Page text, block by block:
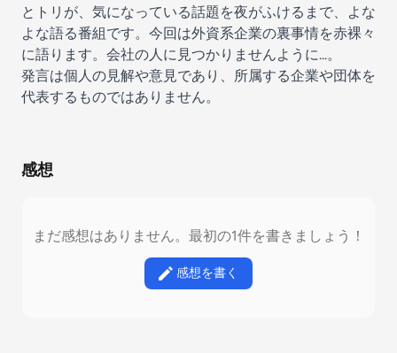
とトリが、気になっている話題を夜がふけるまで、よな
よな語る番組です。今回は外資系企業の裏事情を赤裸々
に語ります。会社の人に見つかりませんように...。
発言は個人の見解や意見であり、所属する企業や団体を
代表するものではありません。
感想
まだ感想はありません。最初の1件を書きましょう！
感想を書く